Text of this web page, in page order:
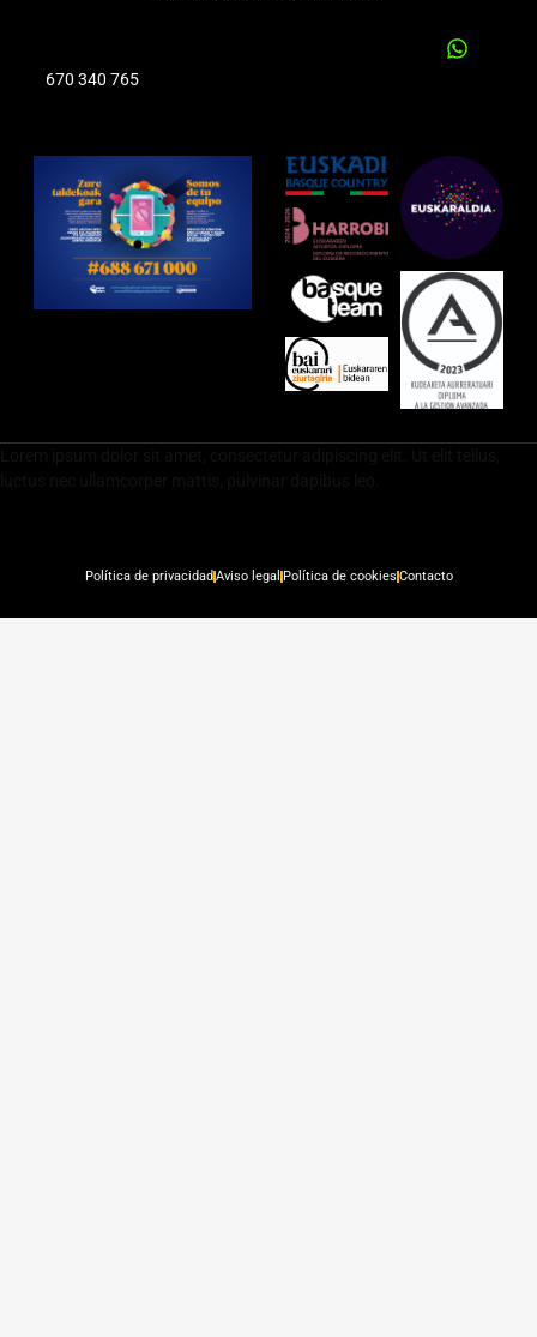
670 340 765
Política de privacidadAviso legal Política de cookies Contacto